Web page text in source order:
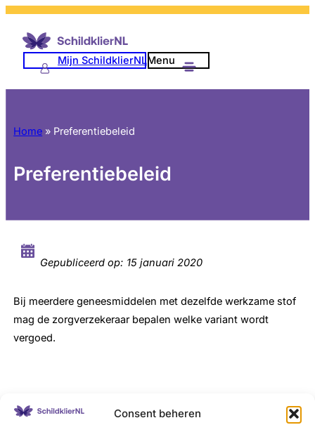
Consent beheren
Mijn SchildklierNLMenu
Home » Preferentiebeleid
Preferentiebeleid
Gepubliceerd op: 15 januari 2020
Bij meerdere geneesmiddelen met dezelfde werkzame stof
mag de zorgverzekeraar bepalen welke variant wordt
vergoed.
LinkedIn
X YouTube
Instagram
Facebook